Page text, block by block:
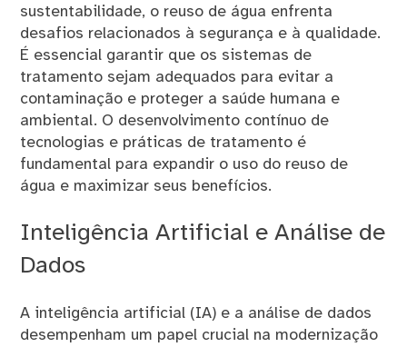
sustentabilidade, o reuso de água enfrenta
desafios relacionados à segurança e à qualidade.
É essencial garantir que os sistemas de
tratamento sejam adequados para evitar a
contaminação e proteger a saúde humana e
ambiental. O desenvolvimento contínuo de
tecnologias e práticas de tratamento é
fundamental para expandir o uso do reuso de
água e maximizar seus benefícios.
Inteligência Artificial e Análise de
Dados
A inteligência artificial (IA) e a análise de dados
desempenham um papel crucial na modernização